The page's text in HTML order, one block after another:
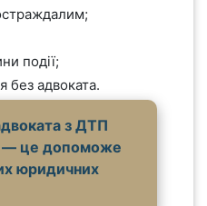
події;
без адвоката.
з ДТП
— це допоможе
юридичних